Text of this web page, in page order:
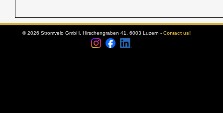
© 2026 Stromvelo GmbH, Hirschengraben 41, 6003 Luzern - Contact us!